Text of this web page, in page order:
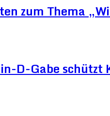
zum Thema
D-Gabe schützt